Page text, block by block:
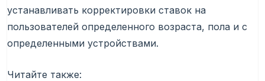
устанавливать корректировки ставок на
пользователей определенного возраста, пола и с
определенными устройствами.
Читайте также: